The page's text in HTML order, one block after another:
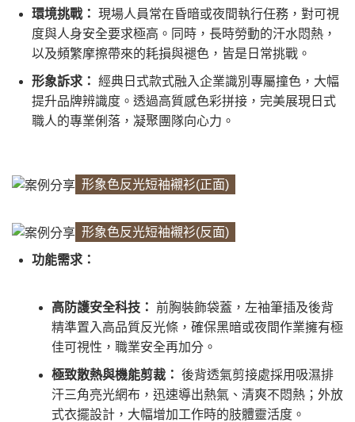
環境挑戰： 現場人員常在昏暗或夜間執行任務，對可視
度與人身安全要求極高。同時，長時勞動的汗水悶熱，
以及頻繁摩擦帶來的耗損與褪色，皆是日常挑戰。
形象訴求： 經典日式款式融入企業識別專屬撞色，大幅
提升品牌辨識度。透過高質感色彩拼接，完美展現日式
職人的專業俐落，凝聚團隊向心力。
形象色反光短袖襯衫(正面)
形象色反光短袖襯衫(反面)
功能需求：
高防護安全科技： 前胸裝飾袋蓋，左袖筆插及後背
精準置入高品質反光條，確保黑暗或夜間作業擁有極
佳可視性，職業安全再加分。
極致散熱與機能剪裁： 後背透氣剪接處採用吸濕排
汗三角亮光網布，迅速導出熱氣、清爽不悶熱；外放
式衣擺設計，大幅增加工作時的肢體靈活度。